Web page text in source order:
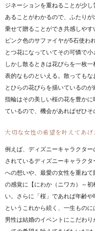
ジネーションを重ねることが少
あることがわかるので、ふたり
乗せて贈ることができ共感しや
ピンク色のサファイヤが5石使わ
とつ花になっていてその可憐で
しかし散るときは花びらを一枚
表的なものといえる。散っても
とひらの花びらを描いているの
指輪はその美しい桜の花を豊か
ているので、機会があればぜひそ
大切な女性の希望を叶えてあげ
例えば、ディズニーキャラクタ
されているディズニーキャラク
への想いや、最愛の女性を重ね
の感覚に【にわか（ニワカ）～
い。さらに「桜」であれば年齢
というこれから続く、一生ものに
男性は結婚のイベントにこだわ